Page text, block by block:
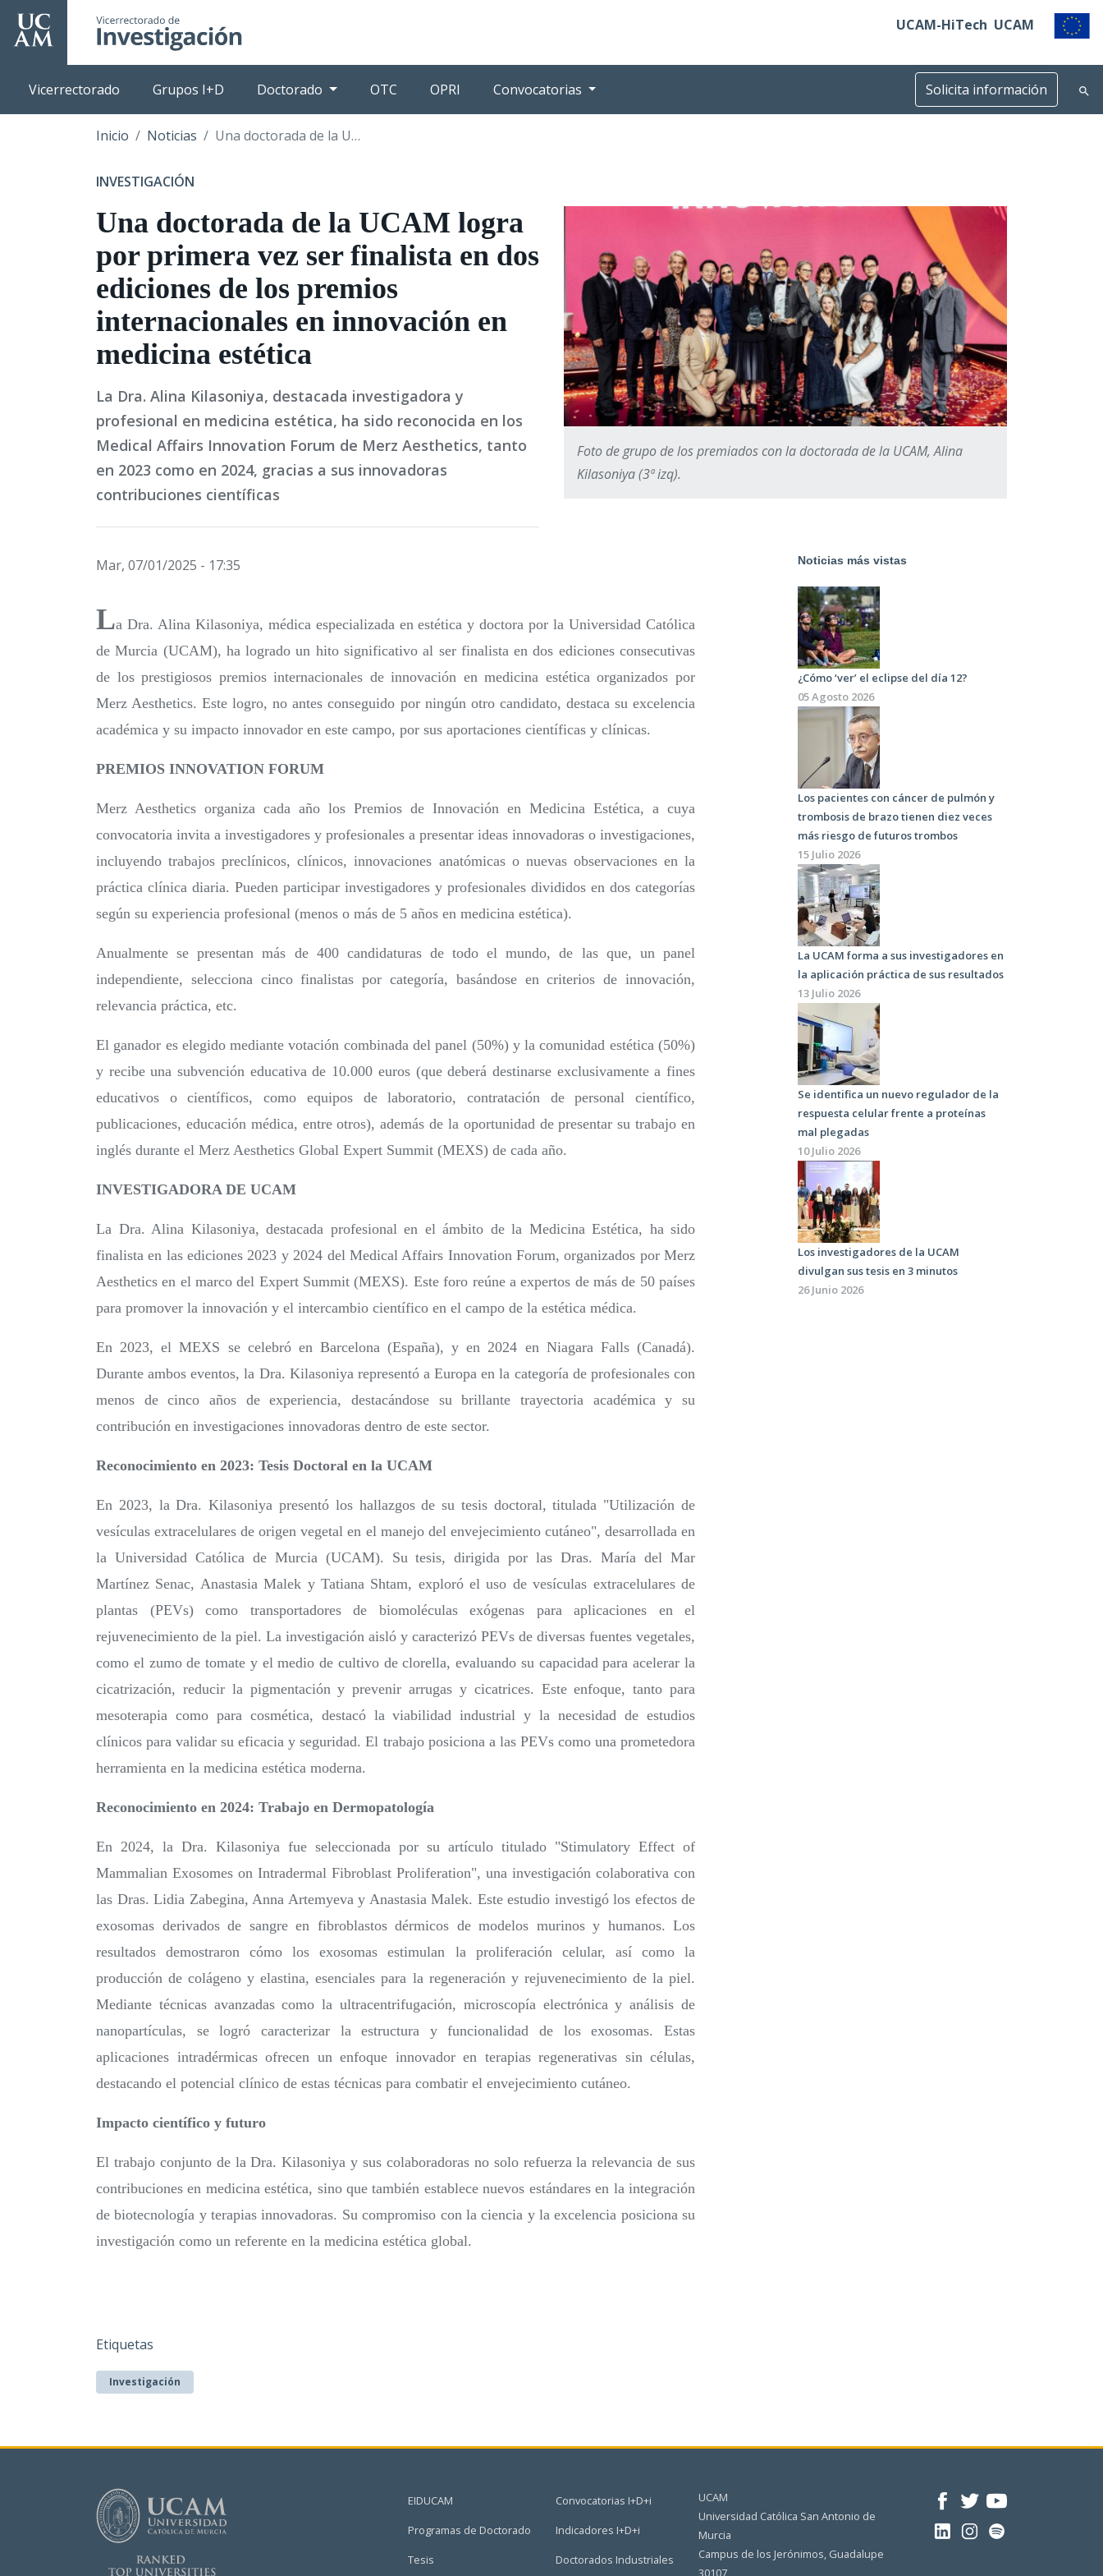
Pasar
principal
UCAM-HiTech UCAM
Vicerrectorado Grupos I+D Doctorado OTC OPRI Convocatorias Solicita información
Inicio Noticias Una doctorada de la UCAM logra por primera vez ser finalista en dos ediciones de los premios internacionales en innovación en medicina estética
INVESTIGACIÓN
Una doctorada de la UCAM logra
por primera vez ser finalista en dos
ediciones de los premios
internacionales en innovación en
medicina estética
La Dra. Alina Kilasoniya, destacada investigadora y
profesional en medicina estética, ha sido reconocida en los
Medical Affairs Innovation Forum de Merz Aesthetics, tanto
en 2023 como en 2024, gracias a sus innovadoras
contribuciones científicas
Foto de grupo de los premiados con la doctorada de la UCAM, Alina
Kilasoniya (3ª izq).
Mar, 07/01/2025 - 17:35
La Dra. Alina Kilasoniya, médica especializada en estética y doctora por la Universidad Católica
de Murcia (UCAM), ha logrado un hito significativo al ser finalista en dos ediciones consecutivas
de los prestigiosos premios internacionales de innovación en medicina estética organizados por
Merz Aesthetics. Este logro, no antes conseguido por ningún otro candidato, destaca su excelencia
académica y su impacto innovador en este campo, por sus aportaciones científicas y clínicas.
PREMIOS INNOVATION FORUM
Merz Aesthetics organiza cada año los Premios de Innovación en Medicina Estética, a cuya
convocatoria invita a investigadores y profesionales a presentar ideas innovadoras o investigaciones,
incluyendo trabajos preclínicos, clínicos, innovaciones anatómicas o nuevas observaciones en la
práctica clínica diaria. Pueden participar investigadores y profesionales divididos en dos categorías
según su experiencia profesional (menos o más de 5 años en medicina estética).
Anualmente se presentan más de 400 candidaturas de todo el mundo, de las que, un panel
independiente, selecciona cinco finalistas por categoría, basándose en criterios de innovación,
relevancia práctica, etc.
El ganador es elegido mediante votación combinada del panel (50%) y la comunidad estética (50%)
y recibe una subvención educativa de 10.000 euros (que deberá destinarse exclusivamente a fines
educativos o científicos, como equipos de laboratorio, contratación de personal científico,
publicaciones, educación médica, entre otros), además de la oportunidad de presentar su trabajo en
inglés durante el Merz Aesthetics Global Expert Summit (MEXS) de cada año.
INVESTIGADORA DE UCAM
La Dra. Alina Kilasoniya, destacada profesional en el ámbito de la Medicina Estética, ha sido
finalista en las ediciones 2023 y 2024 del Medical Affairs Innovation Forum, organizados por Merz
Aesthetics en el marco del Expert Summit (MEXS). Este foro reúne a expertos de más de 50 países
para promover la innovación y el intercambio científico en el campo de la estética médica.
En 2023, el MEXS se celebró en Barcelona (España), y en 2024 en Niagara Falls (Canadá).
Durante ambos eventos, la Dra. Kilasoniya representó a Europa en la categoría de profesionales con
menos de cinco años de experiencia, destacándose su brillante trayectoria académica y su
contribución en investigaciones innovadoras dentro de este sector.
Reconocimiento en 2023: Tesis Doctoral en la UCAM
En 2023, la Dra. Kilasoniya presentó los hallazgos de su tesis doctoral, titulada "Utilización de
vesículas extracelulares de origen vegetal en el manejo del envejecimiento cutáneo", desarrollada en
la Universidad Católica de Murcia (UCAM). Su tesis, dirigida por las Dras. María del Mar
Martínez Senac, Anastasia Malek y Tatiana Shtam, exploró el uso de vesículas extracelulares de
plantas (PEVs) como transportadores de biomoléculas exógenas para aplicaciones en el
rejuvenecimiento de la piel. La investigación aisló y caracterizó PEVs de diversas fuentes vegetales,
como el zumo de tomate y el medio de cultivo de clorella, evaluando su capacidad para acelerar la
cicatrización, reducir la pigmentación y prevenir arrugas y cicatrices. Este enfoque, tanto para
mesoterapia como para cosmética, destacó la viabilidad industrial y la necesidad de estudios
clínicos para validar su eficacia y seguridad. El trabajo posiciona a las PEVs como una prometedora
herramienta en la medicina estética moderna​.
Reconocimiento en 2024: Trabajo en Dermopatología
En 2024, la Dra. Kilasoniya fue seleccionada por su artículo titulado "Stimulatory Effect of
Mammalian Exosomes on Intradermal Fibroblast Proliferation", una investigación colaborativa con
las Dras. Lidia Zabegina, Anna Artemyeva y Anastasia Malek. Este estudio investigó los efectos de
exosomas derivados de sangre en fibroblastos dérmicos de modelos murinos y humanos. Los
resultados demostraron cómo los exosomas estimulan la proliferación celular, así como la
producción de colágeno y elastina, esenciales para la regeneración y rejuvenecimiento de la piel.
Mediante técnicas avanzadas como la ultracentrifugación, microscopía electrónica y análisis de
nanopartículas, se logró caracterizar la estructura y funcionalidad de los exosomas. Estas
aplicaciones intradérmicas ofrecen un enfoque innovador en terapias regenerativas sin células,
destacando el potencial clínico de estas técnicas para combatir el envejecimiento cutáneo​.
Impacto científico y futuro
El trabajo conjunto de la Dra. Kilasoniya y sus colaboradoras no solo refuerza la relevancia de sus
contribuciones en medicina estética, sino que también establece nuevos estándares en la integración
de biotecnología y terapias innovadoras. Su compromiso con la ciencia y la excelencia posiciona su
investigación como un referente en la medicina estética global.
Etiquetas
Investigación
Noticias más vistas
¿Cómo ‘ver’ el eclipse del día 12?
05 Agosto 2026
Los pacientes con cáncer de pulmón y
trombosis de brazo tienen diez veces
más riesgo de futuros trombos
15 Julio 2026
La UCAM forma a sus investigadores en
la aplicación práctica de sus resultados
13 Julio 2026
Se identifica un nuevo regulador de la
respuesta celular frente a proteínas
mal plegadas
10 Julio 2026
Los investigadores de la UCAM
divulgan sus tesis en 3 minutos
26 Junio 2026
EIDUCAM
Programas de Doctorado
Tesis
Convocatorias I+D+i
Indicadores I+D+i
Doctorados Industriales
UCAM
Universidad Católica San Antonio de
Murcia
Campus de los Jerónimos, Guadalupe
30107